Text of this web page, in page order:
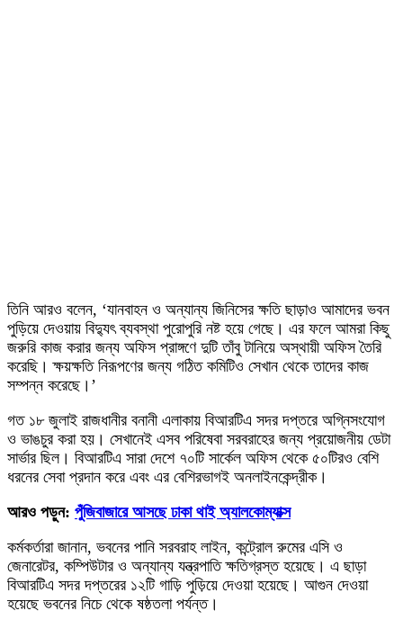
তিনি আরও বলেন, ‘যানবাহন ও অন্যান্য জিনিসের ক্ষতি ছাড়াও আমাদের ভবন
পুড়িয়ে দেওয়ায় বিদ্যুৎ ব্যবস্থা পুরোপুরি নষ্ট হয়ে গেছে। এর ফলে আমরা কিছু
জরুরি কাজ করার জন্য অফিস প্রাঙ্গণে দুটি তাঁবু টানিয়ে অস্থায়ী অফিস তৈরি
করেছি। ক্ষয়ক্ষতি নিরূপণের জন্য গঠিত কমিটিও সেখান থেকে তাদের কাজ
সম্পন্ন করেছে।’
গত ১৮ জুলাই রাজধানীর বনানী এলাকায় বিআরটিএ সদর দপ্তরে অগ্নিসংযোগ
ও ভাঙচুর করা হয়। সেখানেই এসব পরিষেবা সরবরাহের জন্য প্রয়োজনীয় ডেটা
সার্ভার ছিল। বিআরটিএ সারা দেশে ৭০টি সার্কেল অফিস থেকে ৫০টিরও বেশি
ধরনের সেবা প্রদান করে এবং এর বেশিরভাগই অনলাইনকেন্দ্রীক।
আরও পড়ুন: পুঁজিবাজারে আসছে ঢাকা থাই অ্যালকোম্যাক্স
কর্মকর্তারা জানান, ভবনের পানি সরবরাহ লাইন, কন্ট্রোল রুমের এসি ও
জেনারেটর, কম্পিউটার ও অন্যান্য যন্ত্রপাতি ক্ষতিগ্রস্ত হয়েছে। এ ছাড়া
বিআরটিএ সদর দপ্তরের ১২টি গাড়ি পুড়িয়ে দেওয়া হয়েছে। আগুন দেওয়া
হয়েছে ভবনের নিচে থেকে ষষ্ঠতলা পর্যন্ত।